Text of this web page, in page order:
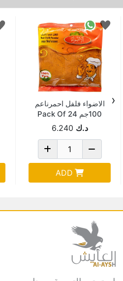
الاضواء فلفل احمرناعم
100جم Pack Of 24
د.ك 6.240
ADD
‹